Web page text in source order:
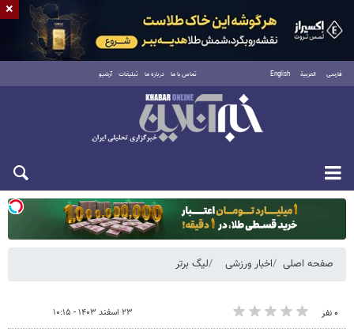
فارسی العربية English تماس با ما درباره ما تبلیغات آرشیو
یکشنبه ۱۸ مرداد ۱۴۰۵
صفحه اصلی اخبار ورزشی لیگ برتر
۰ نفر ۲۳ اسفند ۱۴۰۳ - ۱۰:۱۵
×